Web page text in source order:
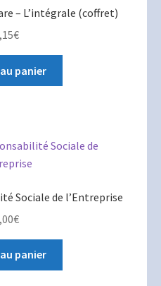
– L’intégrale (coffret)
€
panier
Sociale de l’Entreprise
€
panier